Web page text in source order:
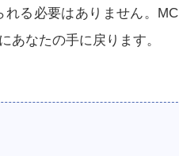
れる必要はありません。
あなたの手に戻ります。